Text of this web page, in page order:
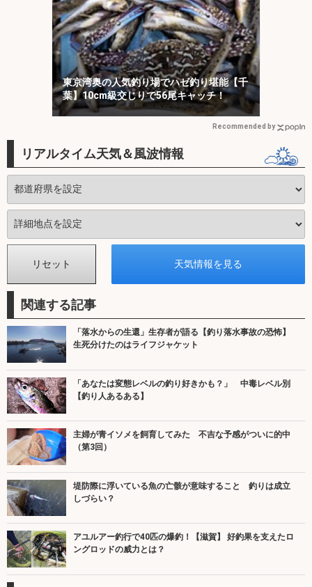
東京湾奥の人気釣り場でハゼ釣り堪能【千
葉】10cm級交じりで56尾キャッチ！
Recommended by
リアルタイム天気＆風波情報
関連する記事
「落水からの生還」生存者が語る【釣り落水事故の恐怖】
生死分けたのはライフジャケット
「あなたは変態レベルの釣り好きかも？」 中毒レベル別
【釣り人あるある】
主婦が青イソメを飼育してみた 不吉な予感がついに的中
（第3回）
堤防際に浮いている魚の亡骸が意味すること 釣りは成立
しづらい？
アユルアー釣行で40匹の爆釣！【滋賀】 好釣果を支えたロ
ングロッドの威力とは？